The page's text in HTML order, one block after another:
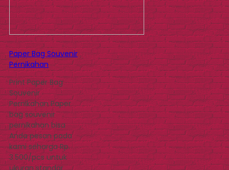
Paper Bag Souvenir
Pernikahan
Print Paper Bag
Souvenir
Pernikahan Paper
bag souvenir
pernikahan bisa
Anda pesan pada
kami seharga Rp.
3.500/pcs untuk
ukuran standar